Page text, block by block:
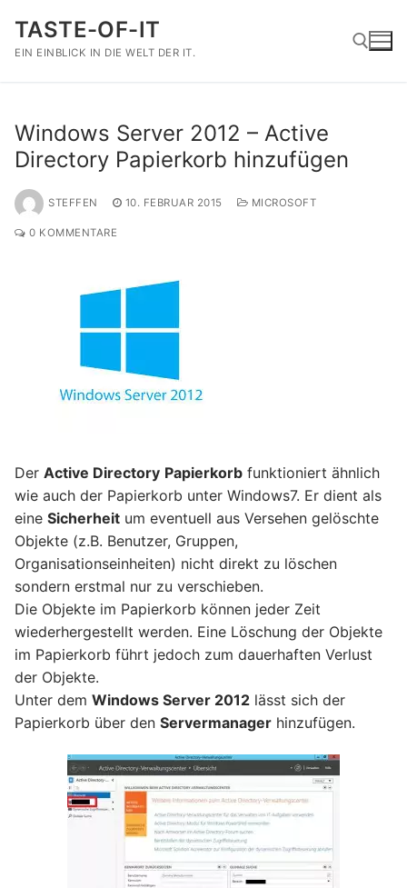
Inhalt
springen
TASTE-OF-IT
EIN EINBLICK IN DIE WELT DER IT.
Windows Server 2012 – Active
Directory Papierkorb hinzufügen
STEFFEN 10. FEBRUAR 2015 MICROSOFT
0 KOMMENTARE
Der Active Directory Papierkorb funktioniert ähnlich
wie auch der Papierkorb unter Windows7. Er dient als
eine Sicherheit um eventuell aus Versehen gelöschte
Objekte (z.B. Benutzer, Gruppen,
Organisationseinheiten) nicht direkt zu löschen
sondern erstmal nur zu verschieben.
Die Objekte im Papierkorb können jeder Zeit
wiederhergestellt werden. Eine Löschung der Objekte
im Papierkorb führt jedoch zum dauerhaften Verlust
der Objekte.
Unter dem Windows Server 2012 lässt sich der
Papierkorb über den Servermanager hinzufügen.